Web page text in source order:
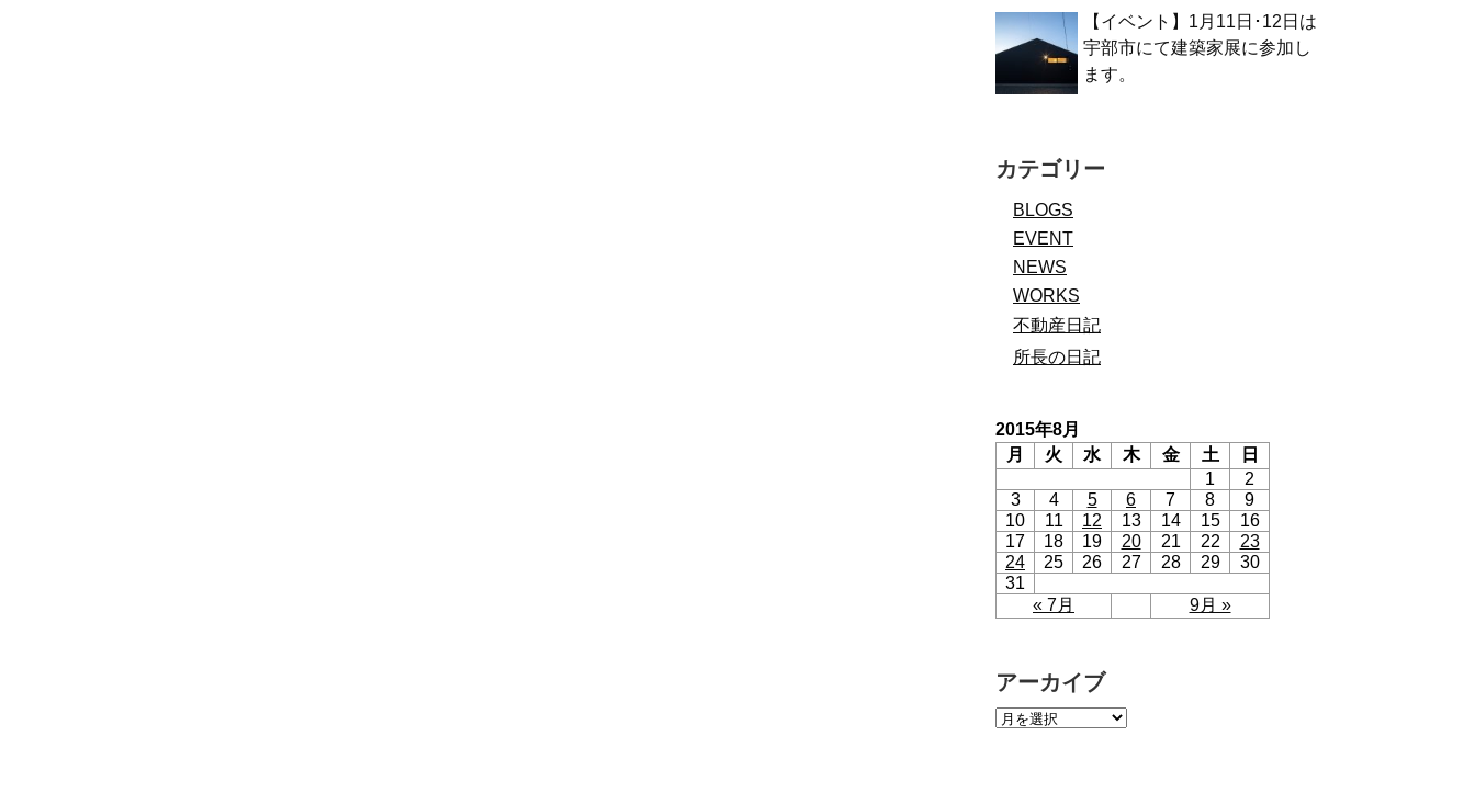
【イベント】1月11日･12日は
宇部市にて建築家展に参加し
ます。
カテゴリー
BLOGS
EVENT
NEWS
WORKS
不動産日記
所長の日記
2015年8月
月
火 水 木 金 土 日
« 7月 9月 »
1
2
3
4 5 6 7 8
9
10
11 12 13 14 15
16
17
18 19 20 21 22
23
24
25 26 27 28 29
30
31
アーカイブ